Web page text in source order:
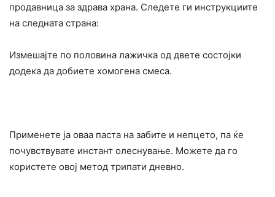
продавница за здрава храна. Следете ги инструкциите
на следната страна:
Измешајте по половина лажичка од двете состојки
додека да добиете хомогена смеса.
Применете ја оваа паста на забите и непцето, па ќе
почувствувате инстант олеснување. Можете да го
користете овој метод трипати дневно.